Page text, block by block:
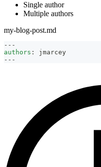
Single author
Multiple authors
my-blog-post.md
---
authors :
jmarcey
---